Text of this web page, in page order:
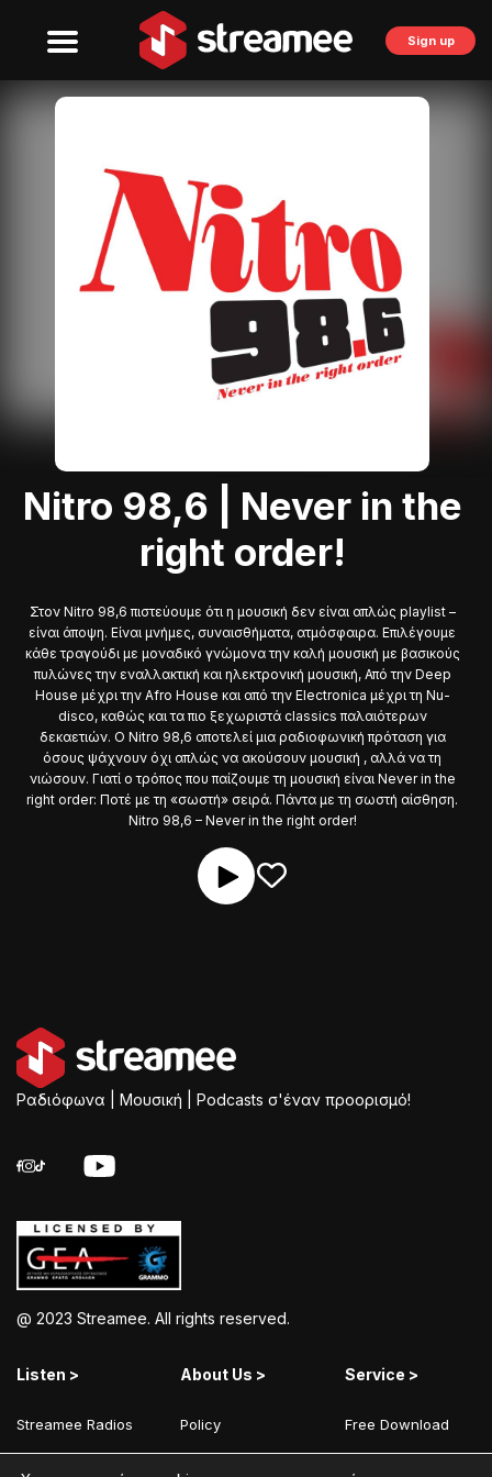
Sign up
Nitro 98,6 | Never in the
right order!
Στον Nitro 98,6 πιστεύουμε ότι η μουσική δεν είναι απλώς playlist –
είναι άποψη. Είναι μνήμες, συναισθήματα, ατμόσφαιρα. Επιλέγουμε
κάθε τραγούδι με μοναδικό γνώμονα την καλή μουσική με βασικούς
πυλώνες την εναλλακτική και ηλεκτρονική μουσική, Από την Deep
House μέχρι την Afro House και από την Electronica μέχρι τη Nu-
disco, καθώς και τα πιο ξεχωριστά classics παλαιότερων
δεκαετιών. Ο Nitro 98,6 αποτελεί μια ραδιοφωνική πρόταση για
όσους ψάχνουν όχι απλώς να ακούσουν μουσική , αλλά να τη
νιώσουν. Γιατί ο τρόπος που παίζουμε τη μουσική είναι Never in the
right order: Ποτέ με τη «σωστή» σειρά. Πάντα με τη σωστή αίσθηση.
Nitro 98,6 – Never in the right order!
Ραδιόφωνα | Μουσική | Podcasts σ'έναν προορισμό!
@ 2023 Streamee. All rights reserved.
Listen >
Streamee Radios
Moods
About Us >
Policy
Terms of Use
Service >
Free Download
Add Your Station